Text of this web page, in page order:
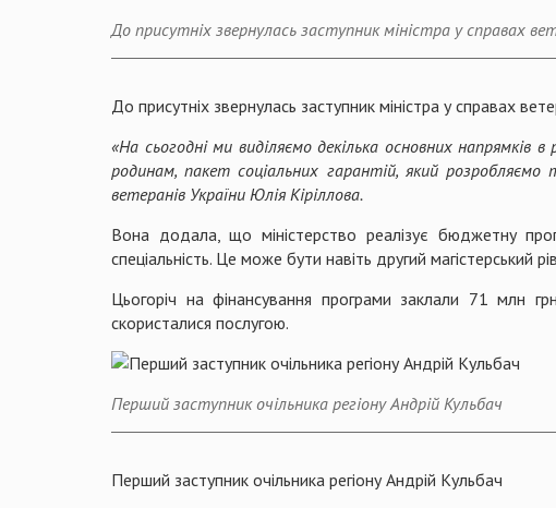
До присутніх звернулась заступник міністра у справах
До присутніх звернулась заступник міністра у справах
«На сьогодні ми виділяємо декілька основних напрямків
родинам, пакет соціальних гарантій, який
ветеранів України Юлія Кіріллова.
Вона додала, що міністерство реалізує бюджетну
спеціальність. Це може бути навіть другий
Цьогоріч на фінансування програми заклали 71 млн
скористалися послугою.
Перший заступник очільника регіону Андрій Кульбач
Перший заступник очільника регіону Андрій Кульбач